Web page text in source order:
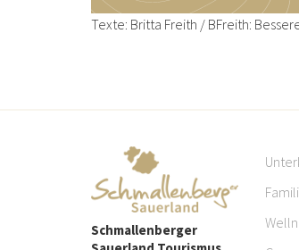
Texte: Britta Freith / BFreith:
Schmallenberger